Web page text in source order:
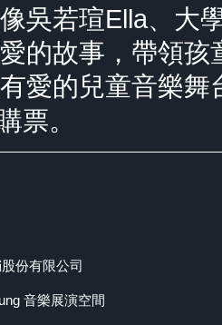
吳若瑄Ella、大
的故事，帶領
愛的兒童音樂
票。
份有限公司
音樂展演空間